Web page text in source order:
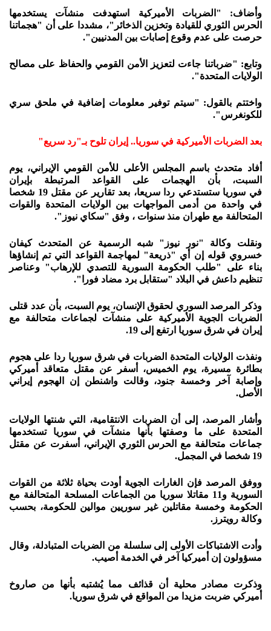
وأضاف: "الضربات الأميركية استهدفت منشآت يستخدمها
الحرس الثوري للقيادة وتخزين الذخائر"، مشددا على أن "هجماتنا
حرصت على عدم وقوع إصابات بين المدنيين".
وتابع: "ضرباتنا جاءت لتعزيز الأمن القومي والحفاظ على مصالح
الولايات المتحدة".
واختتم بالقول: "سيتم توفير معلومات إضافية في ملحق سري
للكونغرس".
بعد الضربات الأميركية في سوريا.. إيران تلوح بـ"رد سريع"
أفاد متحدث باسم المجلس الأعلى للأمن القومي الإيراني، يوم
السبت، بأن الهجمات على القواعد المرتبطة بإيران
في سوريا ستستدعي ردا سريعا، بعد تقارير عن مقتل 19 شخصا
في واحدة من أدمى المواجهات بين الولايات المتحدة والقوات
المتحالفة مع طهران منذ سنوات ، وفق "سكاي نيوز".
ونقلت وكالة "نور نيوز" شبه الرسمية عن المتحدث كيفان
خسروي قوله إن أي "ذريعة" لمهاجمة القواعد التي تم إنشاؤها
بناء على "طلب الحكومة السورية للتصدي للإرهاب" وعناصر
تنظيم داعش في البلاد "ستقابل برد مضاد فورا".
وذكر المرصد السوري لحقوق الإنسان، يوم السبت، بأن عدد قتلى
الضربات الجوية الأميركية على منشآت لجماعات متحالفة مع
إيران في شرق سوريا ارتفع إلى 19.
ونفذت الولايات المتحدة الضربات في شرق سوريا ردا على هجوم
بطائرة مسيرة، يوم الخميس، أسفر عن مقتل متعاقد أميركي
وإصابة آخر وخمسة جنود، وقالت واشنطن إن الهجوم إيراني
الأصل.
وأشار المرصد، إلى أن الضربات الانتقامية، التي شنتها الولايات
المتحدة على ما وصفتها بأنها منشآت في سوريا تستخدمها
جماعات متحالفة مع الحرس الثوري الإيراني، أسفرت عن مقتل
19 شخصا في المجمل.
ووفق المرصد فإن الغارات الجوية أودت بحياة ثلاثة من القوات
السورية و11 مقاتلا سوريا من الجماعات المسلحة المتحالفة مع
الحكومة وخمسة مقاتلين غير سوريين موالين للحكومة، بحسب
وكالة رويترز.
وأدت الاشتباكات الأولى إلى سلسلة من الضربات المتبادلة، وقال
مسؤولون إن أميركيا آخر في الخدمة أصيب.
وذكرت مصادر محلية أن قذائف مما يُشتبه بأنها من صاروخ
أميركي ضربت مزيدا من المواقع في شرق سوريا.